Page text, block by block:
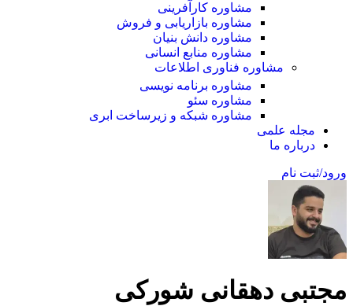
مشاوره کارآفرینی
مشاوره بازاریابی و فروش
مشاوره دانش بنیان
مشاوره منابع انسانی
مشاوره فناوری اطلاعات
مشاوره برنامه نویسی
مشاوره سئو
مشاوره شبکه و زیرساخت ابری
مجله علمی
درباره ما
ورود/ثبت نام
مجتبی دهقانی شورکی